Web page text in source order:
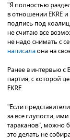
"Я полностью
в отношении EKRE
подпись под
не считаю все
не надо снимать с
написалаона на
Ранее в интервью с
партия, с которой
EKRE.
"Если
за все глупости,
тараканов", можно
это делать не